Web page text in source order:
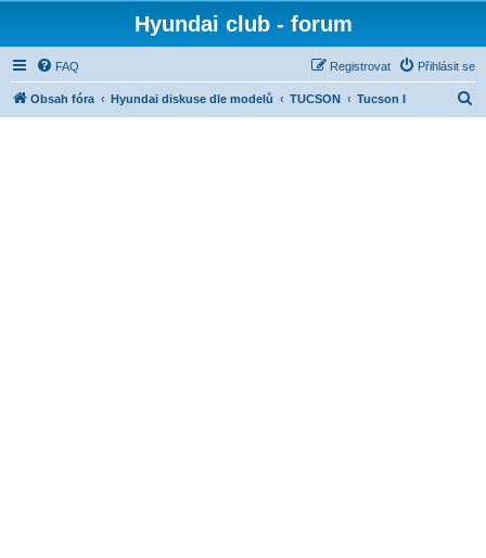
Hyundai club - forum
FAQ Přihlásit se
Registrovat
Obsah fóra Hyundai diskuse dle modelů TUCSON Tucson I